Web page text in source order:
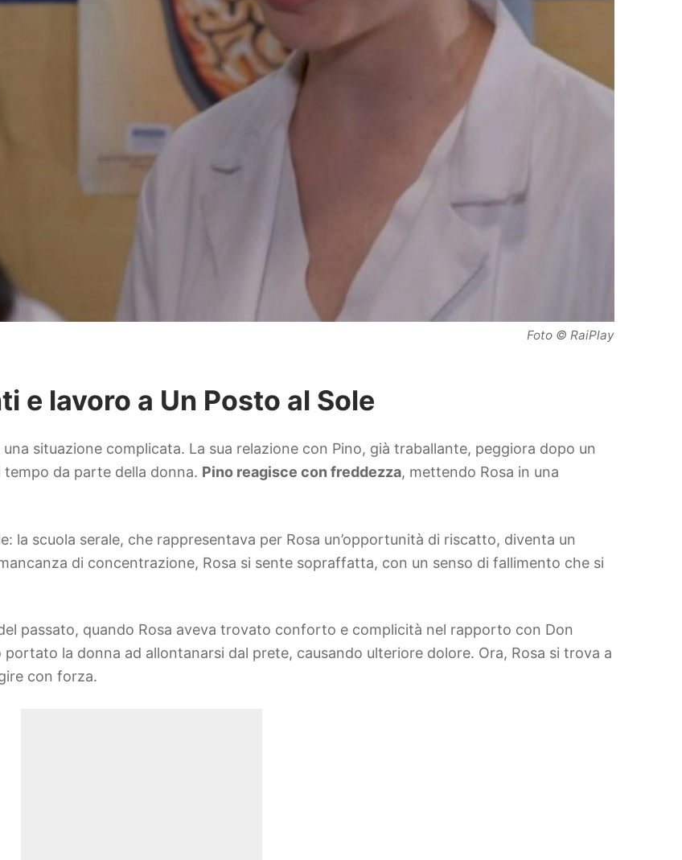
Foto © RaiPlay
e lavoro a Un Posto al Sole
situazione complicata. La sua relazione con Pino, già traballante, peggiora dopo un
da parte della donna. Pino reagisce con freddezza, mettendo Rosa in una
la scuola serale, che rappresentava per Rosa un’opportunità di riscatto, diventa un
di concentrazione, Rosa si sente sopraffatta, con un senso di fallimento che si
passato, quando Rosa aveva trovato conforto e complicità nel rapporto con Don
la donna ad allontanarsi dal prete, causando ulteriore dolore. Ora, Rosa si trova a
con forza.